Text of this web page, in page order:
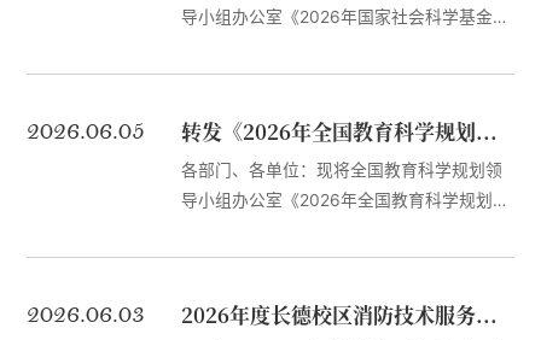
项申报公告》《2026年全国教育科学规划学
发给你们。请各部门按照通知要求，积极组
研究专项具体申报要求参见全国教育科学规
划领导小组办公室官网《...
导小组办公室《2026年国家社会科学基金教
部门按照通知要求，积极组织申报。一、招
会主义思想为指导，以习近平总书记关于教
育的重要论述为引领，全面贯彻落实党的二
十大和二十届历次全会精神，深入实施《中
的意见》，坚持正确的政治方向、价值取向
2026.06.05 转发《2026年全国教育科学规划年度项目申报公告》
各部门、各单位：现将全国教育科学规划领
导小组办公室《2026年全国教育科学规划年
照通知要求，积极组织申报。一、项目类别
社会科学基金教育学重点项目、一般项目、
2026.06.03 2026年度长德校区消防技术服务项目校内磋商公告